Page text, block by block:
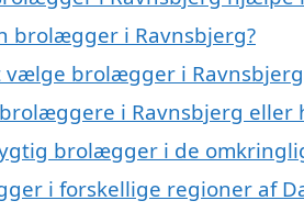
brolægger i Ravnsbjerg?
vælge brolægger i Ravnsbjerg
i Ravnsbjerg eller
brolægger i de
i forskellige regioner af